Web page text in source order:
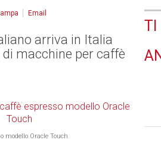
Email
arriva in Italia
macchine per caffè
modello Oracle Touch
TI